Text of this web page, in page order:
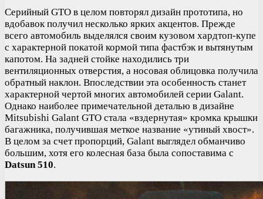
Серийный GTO в целом повторял дизайн прототипа, но
вдобавок получил несколько ярких акцентов. Прежде
всего автомобиль выделялся своим кузовом хардтоп-купе
с характерной покатой кормой типа фастбэк и вытянутым
капотом. На задней стойке находились три
вентиляционных отверстия, а носовая облицовка получила
обратный наклон. Впоследствии эта особенность станет
характерной чертой многих автомобилей серии Galant.
Однако наиболее примечательной деталью в дизайне
Mitsubishi Galant GTO стала «вздернутая» кромка крышки
багажника, получившая меткое название «утиный хвост».
В целом за счет пропорций, Galant выглядел обманчиво
большим, хотя его колесная база была сопоставима с
Datsun 510.